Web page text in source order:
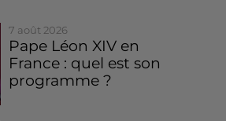
7 août 2026
Pape Léon XIV en
France : quel est son
programme ?